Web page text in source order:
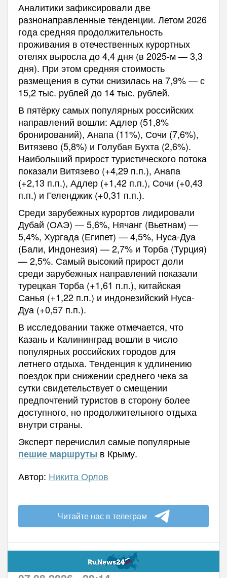
Аналитики зафиксировали две
разнонаправленные тенденции. Летом 2026
года средняя продолжительность
проживания в отечественных курортных
отелях выросла до 4,4 дня (в 2025-м — 3,3
дня). При этом средняя стоимость
размещения в сутки снизилась на 7,9% — с
15,2 тыс. рублей до 14 тыс. рублей.
В пятёрку самых популярных российских
направлений вошли: Адлер (51,8%
бронирований), Анапа (11%), Сочи (7,6%),
Витязево (5,8%) и Голубая Бухта (2,6%).
Наибольший прирост туристического потока
показали Витязево (+4,29 п.п.), Анапа
(+2,13 п.п.), Адлер (+1,42 п.п.), Сочи (+0,43
п.п.) и Геленджик (+0,31 п.п.).
Среди зарубежных курортов лидировали
Дубай (ОАЭ) — 5,6%, Нячанг (Вьетнам) —
5,4%, Хургада (Египет) — 4,5%, Нуса-Дуа
(Бали, Индонезия) — 2,7% и Торба (Турция)
— 2,5%. Самый высокий прирост доли
среди зарубежных направлений показали
турецкая Торба (+1,61 п.п.), китайская
Санья (+1,22 п.п.) и индонезийский Нуса-
Дуа (+0,57 п.п.).
В исследовании также отмечается, что
Казань и Калининград вошли в число
популярных российских городов для
летнего отдыха. Тенденция к удлинению
поездок при снижении среднего чека за
сутки свидетельствует о смещении
предпочтений туристов в сторону более
доступного, но продолжительного отдыха
внутри страны.
Эксперт перечислил самые популярные
пешие маршруты в Крыму.
Автор: Никита Орлов
Читайте нас в телеграм